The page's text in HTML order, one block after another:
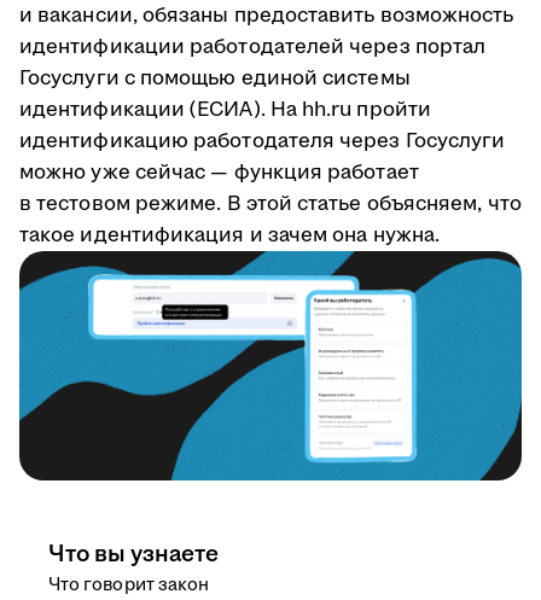
и вакансии, обязаны предоставить возможность
идентификации работодателей через портал
Госуслуги с помощью единой системы
идентификации (ЕСИА). На hh.ru пройти
идентификацию работодателя через Госуслуги
можно уже сейчас — функция работает
в тестовом режиме. В этой статье объясняем, что
такое идентификация и зачем она нужна.
Что вы узнаете
Что говорит закон